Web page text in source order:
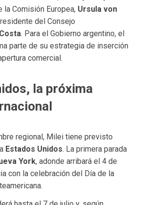
la Comisión Europea, Ursula von
del Consejo
. Para el Gobierno argentino, el
parte de su estrategia de inserción
comercial.
la próxima
regional, Milei tiene previsto
Estados Unidos. La primera parada
York, adonde arribará el 4 de
con la celebración del Día de la